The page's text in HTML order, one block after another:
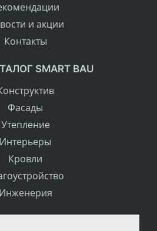
и акции
Контакты
SMART BAU
Фасады
Утепление
Интерьеры
Кровли
Инженерия